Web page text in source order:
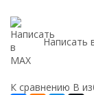
Написать
К сравнению В